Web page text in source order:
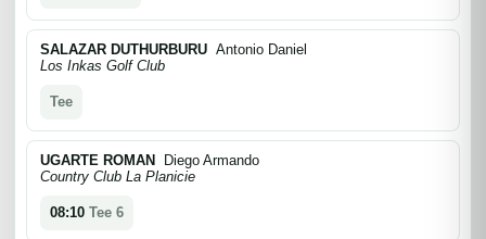
SALAZAR DUTHURBURU Antonio Daniel
Los Inkas Golf Club
Tee
UGARTE ROMAN Diego Armando
Country Club La Planicie
08:10 Tee 6